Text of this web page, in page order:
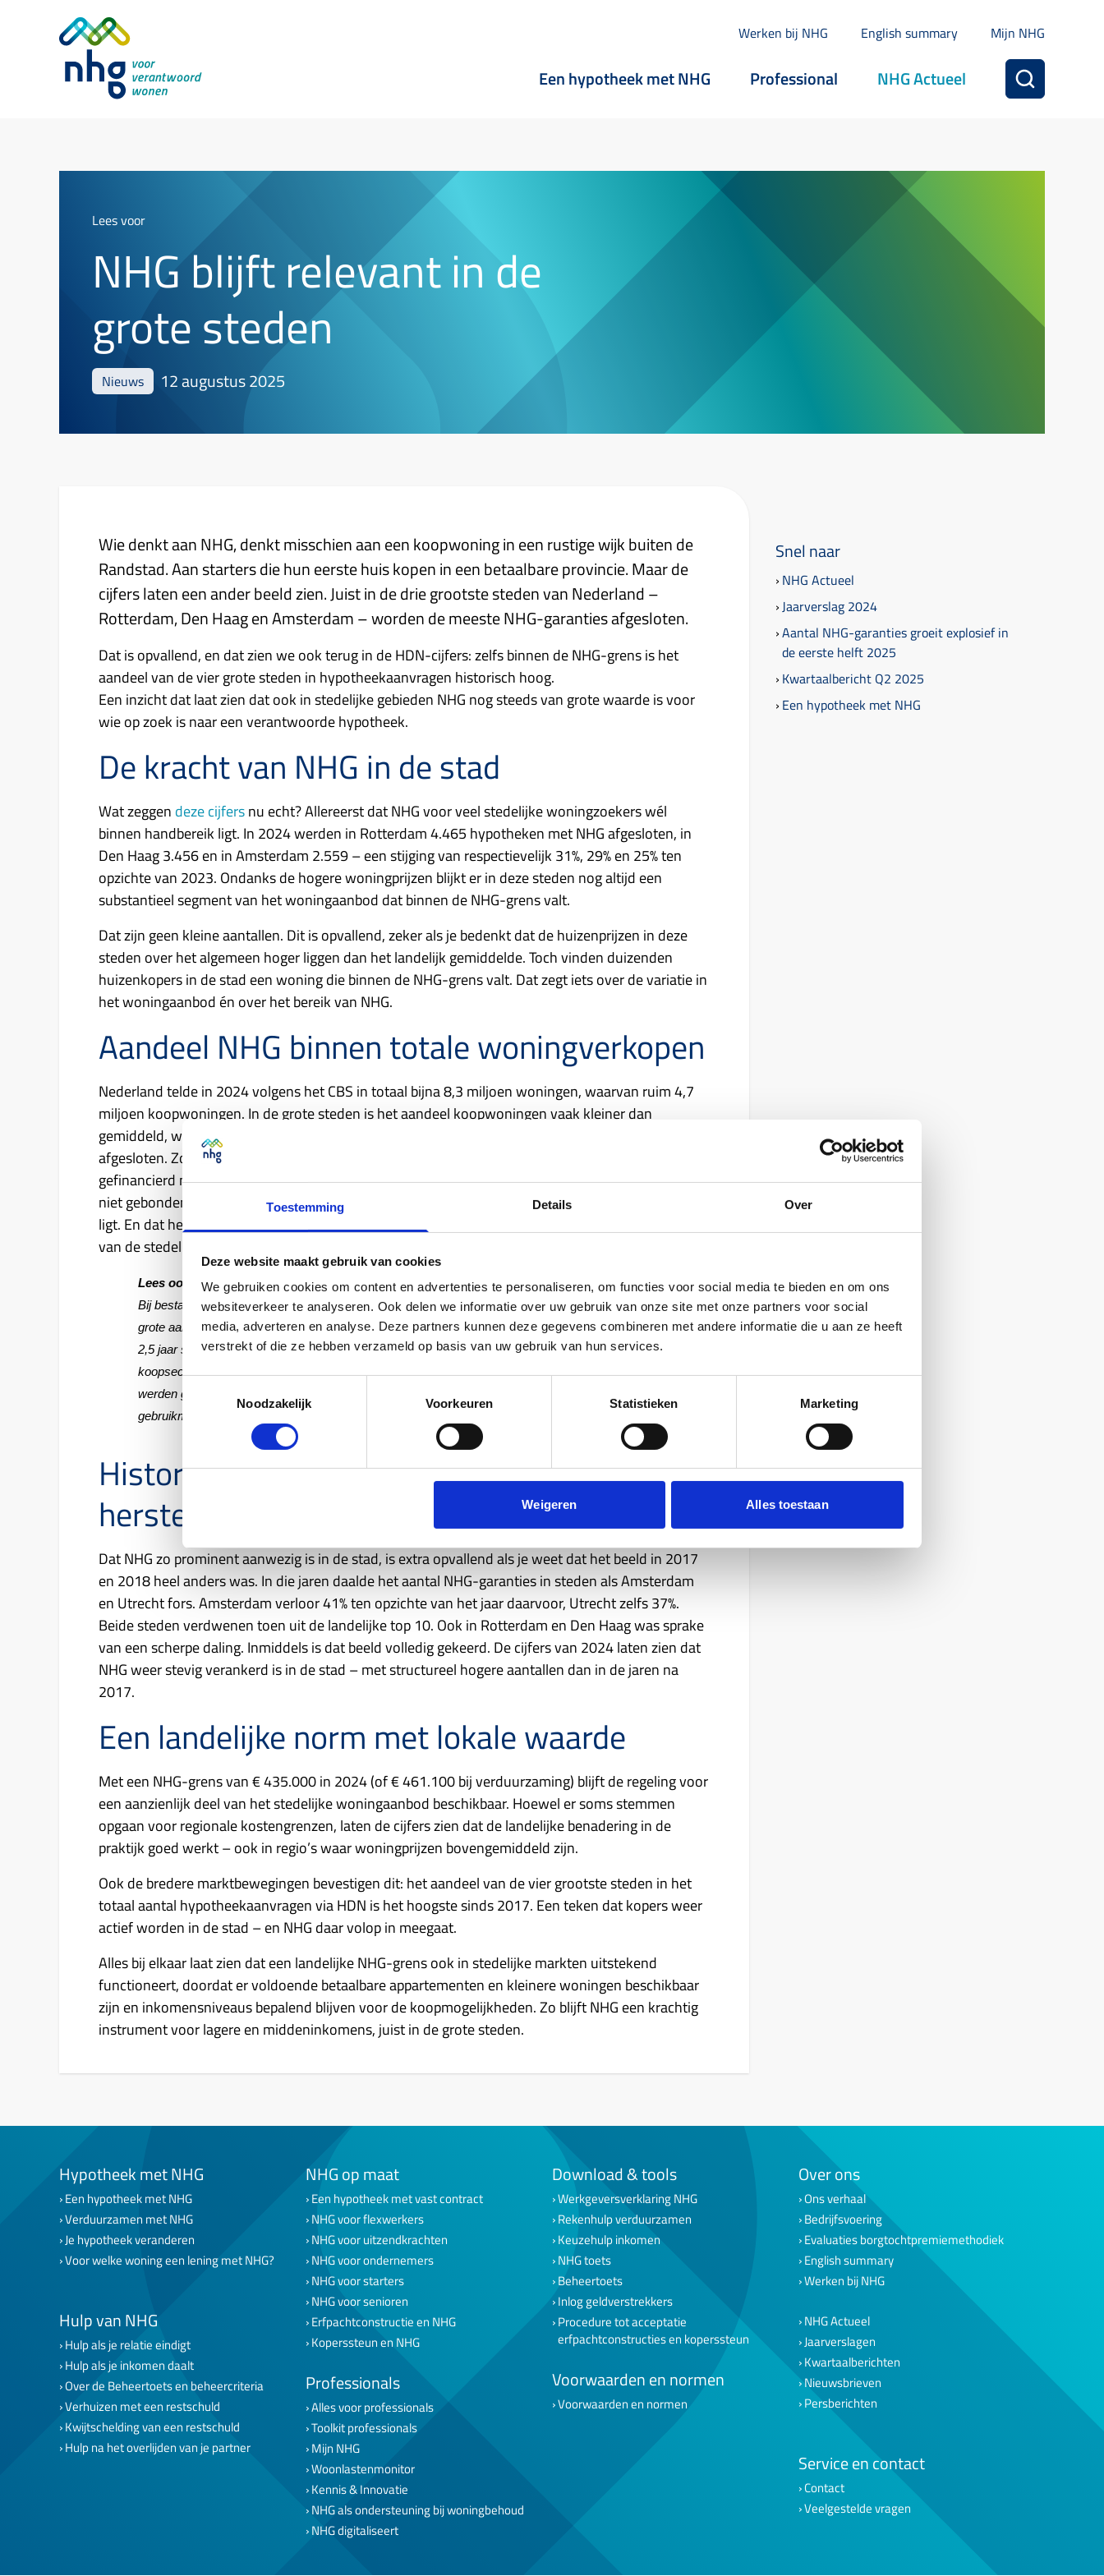
Toestemming Details Over
Deze website maakt gebruik van cookies
We gebruiken cookies om content en advertenties te personaliseren, om functies voor social media te bieden en om ons
websiteverkeer te analyseren. Ook delen we informatie over uw gebruik van onze site met onze partners voor social
media, adverteren en analyse. Deze partners kunnen deze gegevens combineren met andere informatie die u aan ze heeft
verstrekt of die ze hebben verzameld op basis van uw gebruik van hun services.
Noodzakelijk
Voorkeuren Statistieken Marketing
Weigeren Alles toestaan
Werken bij NHG English summary Mijn NHG
Een hypotheek met NHG Professional NHG Actueel
Lees voor
NHG blijft relevant in de
grote steden
Nieuws 12 augustus 2025
Wie denkt aan NHG, denkt misschien aan een koopwoning in een rustige wijk buiten de
Randstad. Aan starters die hun eerste huis kopen in een betaalbare provincie. Maar de
cijfers laten een ander beeld zien. Juist in de drie grootste steden van Nederland –
Rotterdam, Den Haag en Amsterdam – worden de meeste NHG-garanties afgesloten.
Dat is opvallend, en dat zien we ook terug in de HDN-cijfers: zelfs binnen de NHG-grens is het
aandeel van de vier grote steden in hypotheekaanvragen historisch hoog.
Een inzicht dat laat zien dat ook in stedelijke gebieden NHG nog steeds van grote waarde is voor
wie op zoek is naar een verantwoorde hypotheek.
De kracht van NHG in de stad
Wat zeggen deze cijfersnu echt? Allereerst dat NHG voor veel stedelijke woningzoekers wél
binnen handbereik ligt. In 2024 werden in Rotterdam 4.465 hypotheken met NHG afgesloten, in
Den Haag 3.456 en in Amsterdam 2.559 – een stijging van respectievelijk 31%, 29% en 25% ten
opzichte van 2023. Ondanks de hogere woningprijzen blijkt er in deze steden nog altijd een
substantieel segment van het woningaanbod dat binnen de NHG-grens valt.
Dat zijn geen kleine aantallen. Dit is opvallend, zeker als je bedenkt dat de huizenprijzen in deze
steden over het algemeen hoger liggen dan het landelijk gemiddelde. Toch vinden duizenden
huizenkopers in de stad een woning die binnen de NHG-grens valt. Dat zegt iets over de variatie in
het woningaanbod én over het bereik van NHG.
Aandeel NHG binnen totale woningverkopen
Nederland telde in 2024 volgens het CBS in totaal bijna 8,3 miljoen woningen, waarvan ruim 4,7
miljoen koopwoningen. In de grote steden is het aandeel koopwoningen vaak kleiner dan
gemiddeld, wat het des te opvallender maakt dat juist daar de meeste NHG-garanties worden
afgesloten. Zo werd in Rotterdam maar liefst 63% van de verkochte woningen in 2024
gefinancierd met NHG, in Den Haag 49% en in Amsterdam 20,5%. Zulke cijfers laten zien dat NHG
niet gebonden is aan een bepaald type woning of regio – maar meebeweegt met waar de behoefte
ligt. En dat het in deze steden niet slechts ‘mogelijk’ is, maar een fundamenteel onderdeel vormt
van de stedelijke woningmarkt.
Lees ook:
Kwartaalbericht Q2 2025 – aantal NHG-garanties groeit explosief in de eerste helft 2025
Bij bestaande woningen wordt de toename van het aantal NHG-garanties veroorzaakt door het
grote aantal uitpondingen, woningen die door beleggers worden verkocht. Hiervan is de afgelopen
2,5 jaar steeds vaker sprake. Deze verschuiving van relatief betaalbare woningen van de huur- naar
koopsector leidde tot meer NHG-garanties. Daarnaast worden woningen die eerder door beleggers
werden gekocht met eigen vermogen, nu vaker overgenomen door particuliere kopers die
gebruikmaken van hypothecaire financiering met NHG.
Historisch perspectief: van terugval naar
herstel
Dat NHG zo prominent aanwezig is in de stad, is extra opvallend als je weet dat het beeld in 2017
en 2018 heel anders was. In die jaren daalde het aantal NHG-garanties in steden als Amsterdam
en Utrecht fors. Amsterdam verloor 41% ten opzichte van het jaar daarvoor, Utrecht zelfs 37%.
Beide steden verdwenen toen uit de landelijke top 10. Ook in Rotterdam en Den Haag was sprake
van een scherpe daling. Inmiddels is dat beeld volledig gekeerd. De cijfers van 2024 laten zien dat
NHG weer stevig verankerd is in de stad – met structureel hogere aantallen dan in de jaren na
2017.
Een landelijke norm met lokale waarde
Met een NHG-grens van € 435.000 in 2024 (of € 461.100 bij verduurzaming) blijft de regeling voor
een aanzienlijk deel van het stedelijke woningaanbod beschikbaar. Hoewel er soms stemmen
opgaan voor regionale kostengrenzen, laten de cijfers zien dat de landelijke benadering in de
praktijk goed werkt – ook in regio’s waar woningprijzen bovengemiddeld zijn.
Ook de bredere marktbewegingen bevestigen dit: het aandeel van de vier grootste steden in het
totaal aantal hypotheekaanvragen via HDN is het hoogste sinds 2017. Een teken dat kopers weer
actief worden in de stad – en NHG daar volop in meegaat.
Alles bij elkaar laat zien dat een landelijke NHG-grens ook in stedelijke markten uitstekend
functioneert, doordat er voldoende betaalbare appartementen en kleinere woningen beschikbaar
zijn en inkomensniveaus bepalend blijven voor de koopmogelijkheden. Zo blijft NHG een krachtig
instrument voor lagere en middeninkomens, juist in de grote steden.
Snel naar
NHG Actueel
Jaarverslag 2024
Aantal NHG-garanties groeit explosief in
de eerste helft 2025
Kwartaalbericht Q2 2025
Een hypotheek met NHG
Hypotheek met NHG
Een hypotheek met NHG
Verduurzamen met NHG
Je hypotheek veranderen
Voor welke woning een lening met NHG?
Hulp van NHG
Hulp als je relatie eindigt
Hulp als je inkomen daalt
Over de Beheertoets en beheercriteria
Verhuizen met een restschuld
Kwijtschelding van een restschuld
Hulp na het overlijden van je partner
NHG op maat
Een hypotheek met vast contract
NHG voor flexwerkers
NHG voor uitzendkrachten
NHG voor ondernemers
NHG voor starters
NHG voor senioren
Erfpachtconstructie en NHG
Koperssteun en NHG
Professionals
Alles voor professionals
Toolkit professionals
Mijn NHG
Woonlastenmonitor
Kennis & Innovatie
NHG als ondersteuning bij woningbehoud
NHG digitaliseert
Download & tools
Werkgeversverklaring NHG
Rekenhulp verduurzamen
Keuzehulp inkomen
NHG toets
Beheertoets
Inlog geldverstrekkers
Procedure tot acceptatie
erfpachtconstructies en koperssteun
Voorwaarden en normen
Voorwaarden en normen
Over ons
Ons verhaal
Bedrijfsvoering
Evaluaties borgtochtpremiemethodiek
English summary
Werken bij NHG
NHG Actueel
Jaarverslagen
Kwartaalberichten
Nieuwsbrieven
Persberichten
Service en contact
Contact
Veelgestelde vragen